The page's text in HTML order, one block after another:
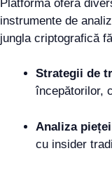
Platforma oferă
instrumente de
jungla criptografică
Strategii de
începătorilor,
Analiza pieței
cu insider